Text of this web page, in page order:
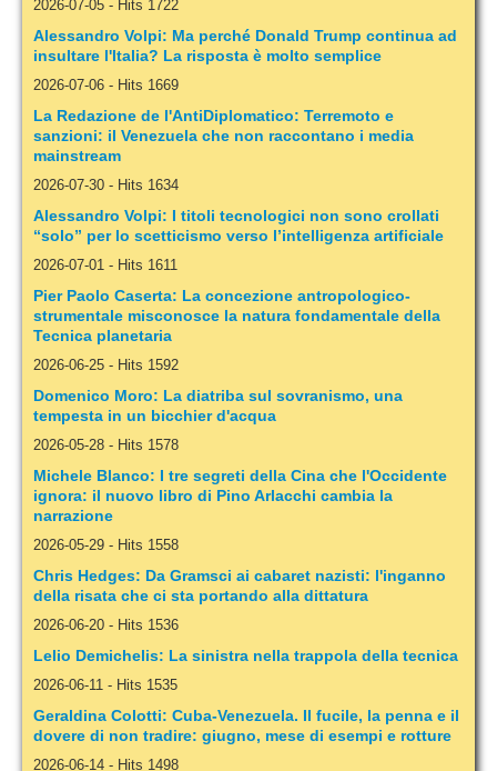
2026-07-05 - Hits 1722
Alessandro Volpi: Ma perché Donald Trump continua ad
insultare l'Italia? La risposta è molto semplice
2026-07-06 - Hits 1669
La Redazione de l'AntiDiplomatico: Terremoto e
sanzioni: il Venezuela che non raccontano i media
mainstream
2026-07-30 - Hits 1634
Alessandro Volpi: I titoli tecnologici non sono crollati
“solo” per lo scetticismo verso l’intelligenza artificiale
2026-07-01 - Hits 1611
Pier Paolo Caserta: La concezione antropologico-
strumentale misconosce la natura fondamentale della
Tecnica planetaria
2026-06-25 - Hits 1592
Domenico Moro: La diatriba sul sovranismo, una
tempesta in un bicchier d'acqua
2026-05-28 - Hits 1578
Michele Blanco: I tre segreti della Cina che l'Occidente
ignora: il nuovo libro di Pino Arlacchi cambia la
narrazione
2026-05-29 - Hits 1558
Chris Hedges: Da Gramsci ai cabaret nazisti: l'inganno
della risata che ci sta portando alla dittatura
2026-06-20 - Hits 1536
Lelio Demichelis: La sinistra nella trappola della tecnica
2026-06-11 - Hits 1535
Geraldina Colotti: Cuba-Venezuela. Il fucile, la penna e il
dovere di non tradire: giugno, mese di esempi e rotture
2026-06-14 - Hits 1498